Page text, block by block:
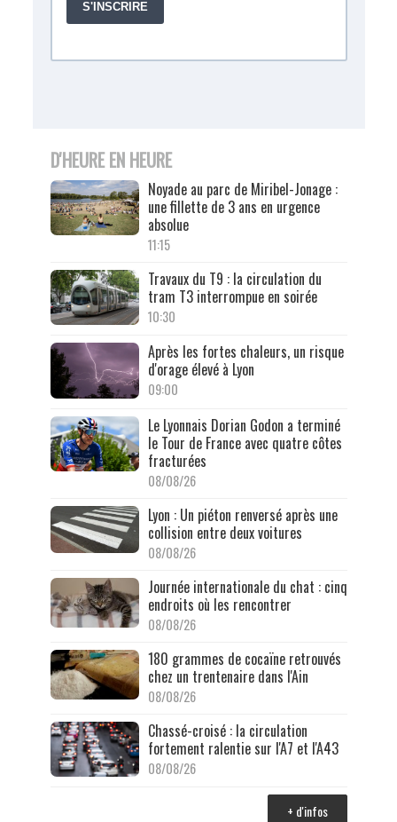
D'HEURE EN HEURE
Noyade au parc de Miribel-Jonage :
une fillette de 3 ans en urgence
absolue
11:15
Travaux du T9 : la circulation du
tram T3 interrompue en soirée
10:30
Après les fortes chaleurs, un risque
d'orage élevé à Lyon
09:00
Le Lyonnais Dorian Godon a terminé
le Tour de France avec quatre côtes
fracturées
08/08/26
Lyon : Un piéton renversé après une
collision entre deux voitures
08/08/26
Journée internationale du chat : cinq
endroits où les rencontrer
08/08/26
180 grammes de cocaïne retrouvés
chez un trentenaire dans l'Ain
08/08/26
Chassé-croisé : la circulation
fortement ralentie sur l'A7 et l'A43
08/08/26
+ d'infos